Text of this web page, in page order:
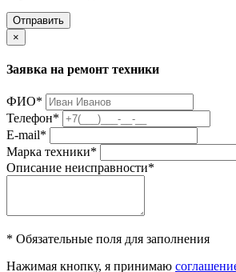
Отправить
×
Заявка на ремонт техники
ФИО*
Телефон*
E-mail*
Марка техники*
Описание неисправности*
* Обязательные поля для заполнения
Нажимая кнопку, я принимаю